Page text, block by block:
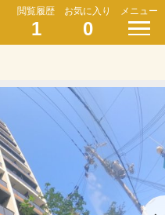
閲覧履歴
1
お気に入り
0
メニュー